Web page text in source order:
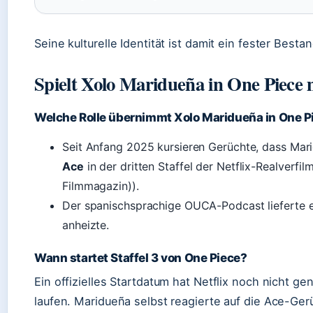
Seine kulturelle Identität ist damit ein fester
Spielt Xolo Maridueña in One Piece
Welche Rolle übernimmt Xolo Maridueña in One
Seit Anfang 2025 kursieren Gerüchte, dass
Ace in der dritten Staffel der Netflix-
Filmmagazin)).
Der spanischsprachige OUCA-Podcast lieferte
anheizte.
Wann startet Staffel 3 von One Piece?
Ein offizielles Startdatum hat Netflix noch nicht
laufen. Maridueña selbst reagierte auf die Ace-